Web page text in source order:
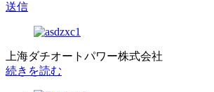
送信
上海ダチオートパワー株式会社
続きを読む